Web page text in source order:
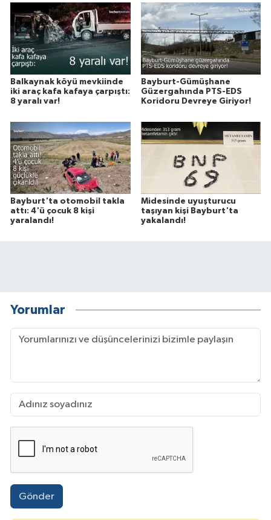
Balkaynak köyü mevkiinde
iki araç kafa kafaya çarpıştı:
8 yaralı var!
Bayburt-Gümüşhane
Güzergahında PTS-EDS
Koridoru Devreye Giriyor!
Bayburt'ta otomobil takla
attı: 4'ü çocuk 8 kişi
yaralandı!
Midesinde uyuşturucu
taşıyan kişi Bayburt'ta
yakalandı!
Yorumlar
Gönder